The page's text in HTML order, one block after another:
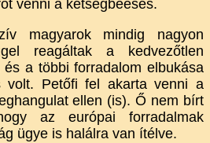
venni a kétségbeesés.
magyarok mindig nagyon
reagáltak a kedvezőtlen
a többi forradalom elbukása
volt. Petőfi fel akarta venni a
ellen (is). Ő nem bírt
az európai forradalmak
ügye is halálra van ítélve.